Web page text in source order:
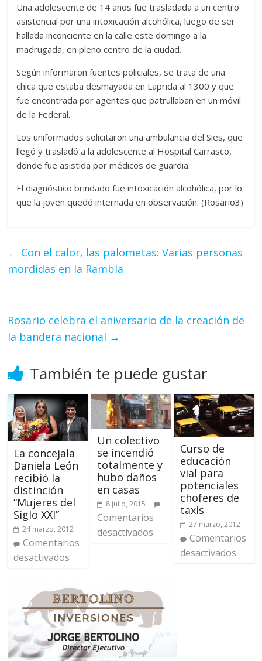
Una adolescente de 14 años fue trasladada a un centro
asistencial por una intoxicación alcohólica, luego de ser
hallada inconciente en la calle este domingo a la
madrugada, en pleno centro de la ciudad.
Según informaron fuentes policiales, se trata de una
chica que estaba desmayada en Laprida al 1300 y que
fue encontrada por agentes que patrullaban en un móvil
de la Federal.
Los uniformados solicitaron una ambulancia del Sies, que
llegó y trasladó a la adolescente al Hospital Carrasco,
donde fue asistida por médicos de guardia.
El diagnóstico brindado fue intoxicación alcohólica, por lo
que la joven quedó internada en observación. (Rosario3)
← Con el calor, las palometas: Varias personas
mordidas en la Rambla
Rosario celebra el aniversario de la creación de
la bandera nacional →
También te puede gustar
La concejala
Daniela León
recibió la
distinción
“Mujeres del
Siglo XXI”
24 marzo, 2012
Comentarios
desactivados
Un colectivo
se incendió
totalmente y
hubo daños
en casas
8 julio, 2015
Comentarios
desactivados
Curso de
educación
vial para
potenciales
choferes de
taxis
27 marzo, 2012
Comentarios
desactivados